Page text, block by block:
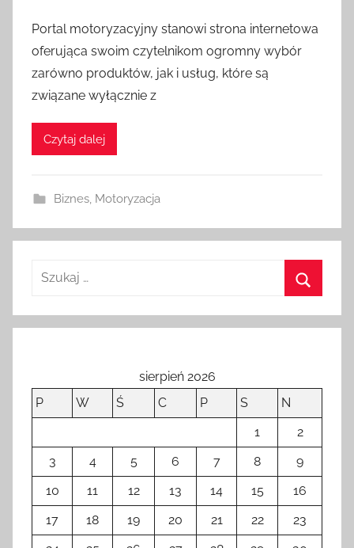
p
u
b
l
a
o
w
t
n
a
2
Portal motoryzacyjny stanowi strona internetowa
oferująca swoim czytelnikom ogromny wybór
zarówno produktów, jak i usług, które są
związane wyłącznie z
Czytaj dalej
Biznes, Motoryzacja
sierpień 2026
P
W Ś C P S
N
1
2
3
4 5 6 7 8
9
10
11 12 13 14 15
16
17
18 19 20 21 22
23